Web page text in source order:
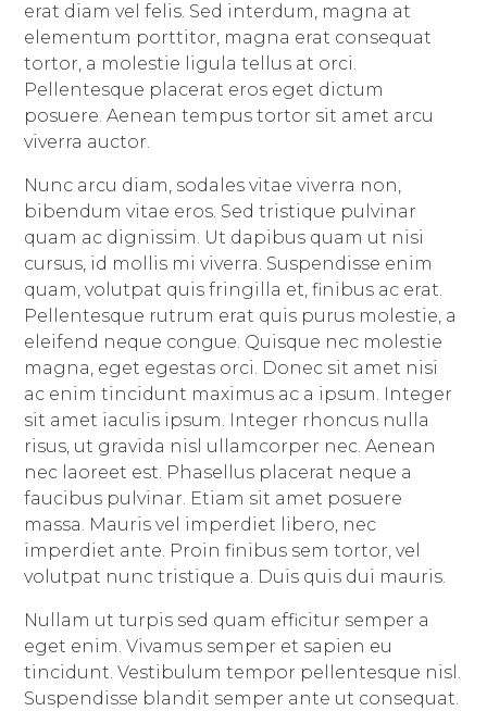
erat diam vel felis. Sed interdum, magna at
elementum porttitor, magna erat consequat
tortor, a molestie ligula tellus at orci.
Pellentesque placerat eros eget dictum
posuere. Aenean tempus tortor sit amet arcu
viverra auctor.
Nunc arcu diam, sodales vitae viverra non,
bibendum vitae eros. Sed tristique pulvinar
quam ac dignissim. Ut dapibus quam ut nisi
cursus, id mollis mi viverra. Suspendisse enim
quam, volutpat quis fringilla et, finibus ac erat.
Pellentesque rutrum erat quis purus molestie, a
eleifend neque congue. Quisque nec molestie
magna, eget egestas orci. Donec sit amet nisi
ac enim tincidunt maximus ac a ipsum. Integer
sit amet iaculis ipsum. Integer rhoncus nulla
risus, ut gravida nisl ullamcorper nec. Aenean
nec laoreet est. Phasellus placerat neque a
faucibus pulvinar. Etiam sit amet posuere
massa. Mauris vel imperdiet libero, nec
imperdiet ante. Proin finibus sem tortor, vel
volutpat nunc tristique a. Duis quis dui mauris.
Nullam ut turpis sed quam efficitur semper a
eget enim. Vivamus semper et sapien eu
tincidunt. Vestibulum tempor pellentesque nisl.
Suspendisse blandit semper ante ut consequat.